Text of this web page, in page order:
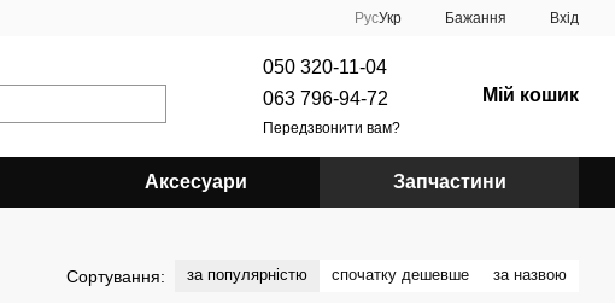
РусУкр Бажання Вхід
050 320-11-04
063 796-94-72
Передзвонити вам?
Мій кошик
Аксесуари Запчастини
Сортування: за популярністю спочатку дешевше за назвою